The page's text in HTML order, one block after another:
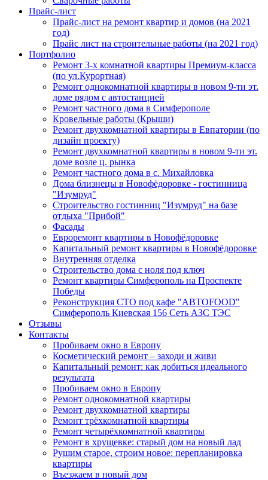
Прайс-лист
Прайс-лист на ремонт квартир и домов (на 2021
год)
Прайс лист на строительные работы (на 2021 год)
Портфолио
Ремонт 3-х комнатной квартиры Премиум-класса
(по ул.Курортная)
Ремонт однокомнатной квартиры в новом 9-ти эт.
доме рядом с автостанцией
Ремонт частного дома в Симферополе
Кровельные работы (Крыши)
Ремонт двухкомнатной квартиры в Евпатории (по
дизайн проекту)
Ремонт двухкомнатной квартиры в новом 9-ти эт.
доме возле ц. рынка
Ремонт частного дома в с. Михайловка
Дома близнецы в Новофёдоровке - гостинница
"Изумруд"
Строительство гостинниц "Изумруд" на базе
отдыха "Прибой"
Фасады
Евроремонт квартиры в Новофёдоровке
Капитальный ремонт квартиры в Новофёдоровке
Внутренняя отделка
Строительство дома с ноля под ключ
Ремонт квартиры Симферополь на Проспекте
Победы
Реконструкция СТО под кафе "АВТОFOOD"
Симферополь Киевская 156 Сеть АЗС ТЭС
Отзывы
Контакты
Пробиваем окно в Европу
Косметический ремонт – заходи и живи
Капитальный ремонт: как добиться идеального
результата
Пробиваем окно в Европу
Ремонт однокомнатной квартиры
Ремонт двухкомнатной квартиры
Ремонт трёхкомнатной квартиры
Ремонт четырёхкомнатной квартиры
Ремонт в хрущевке: старый дом на новый лад
Рушим старое, строим новое: перепланировка
квартиры
Въезжаем в новый дом